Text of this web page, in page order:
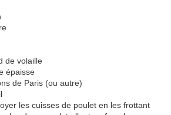
de volaille
épaisse
de Paris (ou autre)
les cuisses de poulet en les frottant